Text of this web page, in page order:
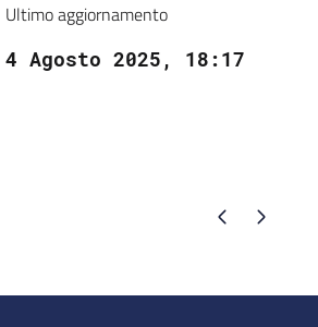
Ultimo aggiornamento
4 Agosto 2025, 18:17
Pagina precedente
Pagina successiva